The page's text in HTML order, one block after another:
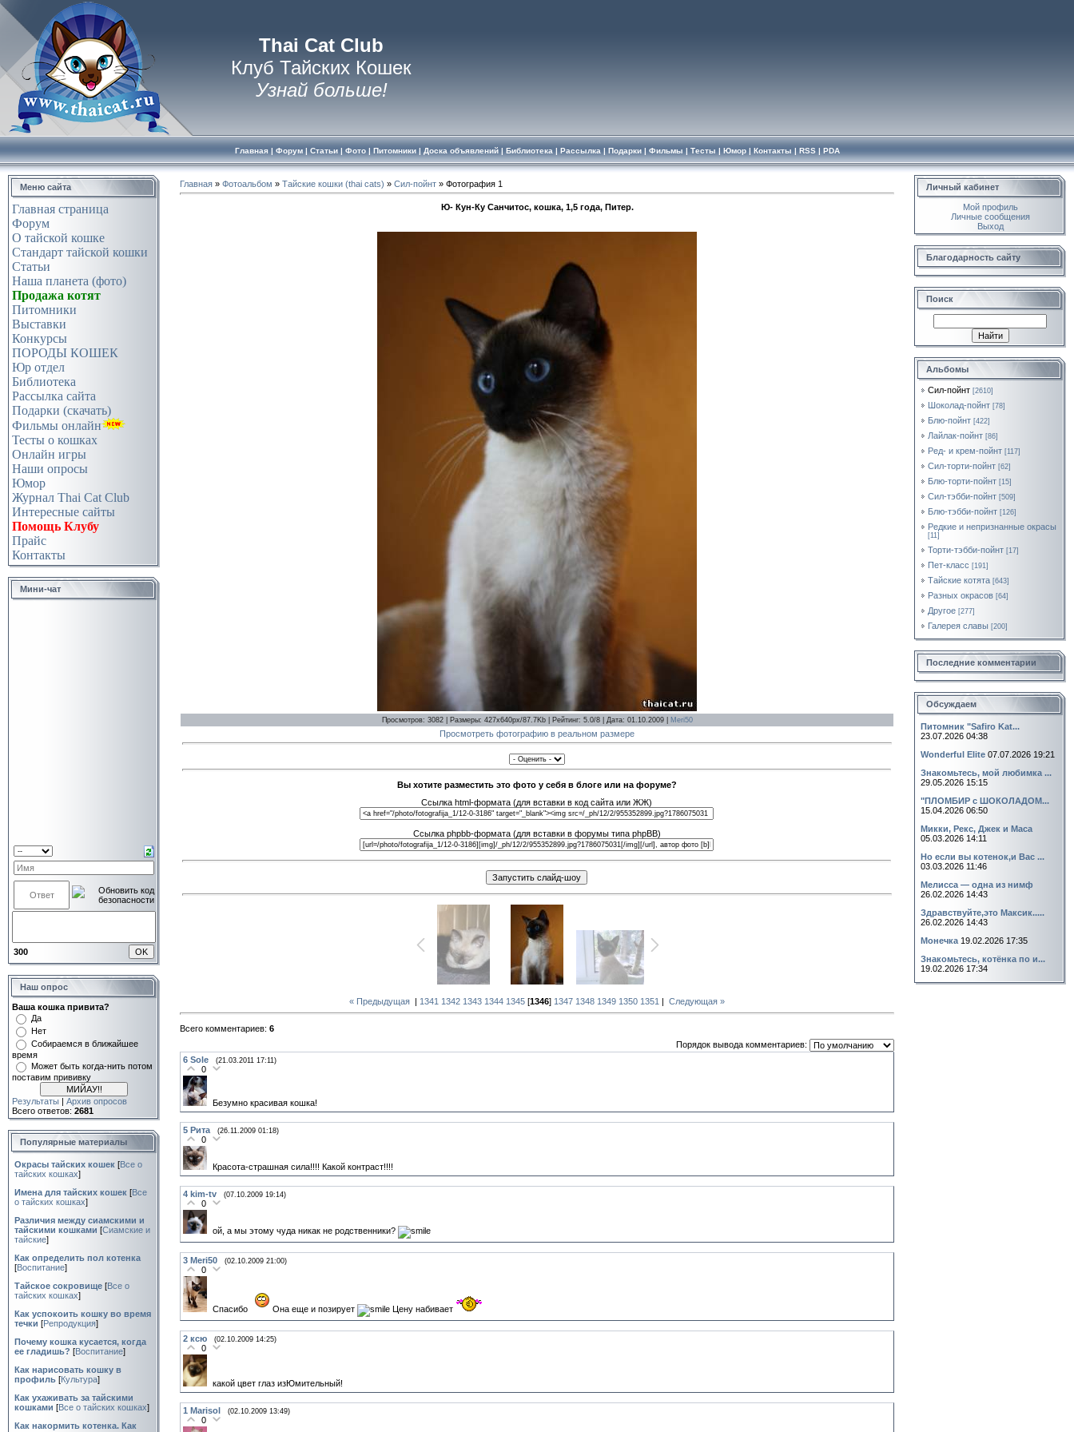
Thai Cat Club
Клуб Тайских Кошек
Узнай больше!
Главная| Форум| Статьи| Фото| Питомники| Доска объявлений| Библиотека | Рассылка | Подарки| Фильмы | Тесты | Юмор| Контакты | RSS| PDA
Меню сайта
Главная страница
Форум
О тайской кошке
Стандарт тайской кошки
Статьи
Наша планета (фото)
Продажа котят
Питомники
Выставки
Конкурсы
ПОРОДЫ КОШЕК
Юр отдел
Библиотека
Рассылка сайта
Подарки (скачать)
Фильмы онлайн
Тесты о кошках
Онлайн игры
Наши опросы
Юмор
Журнал Thai Cat Club
Интересные сайты
Помощь Клубу
Прайс
Контакты
Мини-чат
300
Наш опрос
Ваша кошка привита?
Да
Нет
Собираемся в ближайшее
время
Может быть когда-нить потом
поставим прививку
Результаты | Архив опросов
Всего ответов: 2681
Популярные материалы
Окрасы тайских кошек [Все о
тайских кошках]
Имена для тайских кошек [Все
о тайских кошках]
Различия между сиамскими и
тайскими кошками [Сиамские и
тайские]
Как определить пол котенка
[Воспитание]
Тайское сокровище [Все о
тайских кошках]
Как успокоить кошку во время
течки [Репродукция]
Почему кошка кусается, когда
ее гладишь? [Воспитание]
Как нарисовать кошку в
профиль [Культура]
Как ухаживать за тайскими
кошками [Все о тайских кошках]
Как накормить котенка. Как
Главная » Фотоальбом » Тайские кошки (thai cats) » Сил-пойнт » Фотография 1
Ю- Кун-Ку Санчитос, кошка, 1,5 года, Питер.
Просмотров: 3082 | Размеры: 427x640px/87.7Kb | Рейтинг: 5.0/8 | Дата: 01.10.2009 | Meri50
Просмотреть фотографию в реальном размере
Вы хотите разместить это фото у себя в блоге или на форуме?
Ссылка html-формата (для вставки в код сайта или ЖЖ)
Ссылка phpbb-формата (для вставки в форумы типа phpBB)
« Предыдущая | 1341 1342 1343 1344 1345 [1346] 1347 1348 1349 1350 1351 | Следующая »
Всего комментариев: 6
Порядок вывода комментариев:
6 Sole (21.03.2011 17:11)
0
Безумно красивая кошка!
5 Рита (26.11.2009 01:18)
0
Красота-страшная сила!!!! Какой контраст!!!!
4 kim-tv (07.10.2009 19:14)
0
ой, а мы этому чуда никак не родственники?
3 Meri50 (02.10.2009 21:00)
0
Спасибо Она еще и позирует Цену набивает
2 ксю (02.10.2009 14:25)
0
какой цвет глаз изЮмительный!
1 Marisol (02.10.2009 13:49)
0
Личный кабинет
Мой профиль
Личные сообщения
Выход
Благодарность сайту
Поиск
Альбомы
Сил-пойнт [2610]
Шоколад-пойнт [78]
Блю-пойнт [422]
Лайлак-пойнт [86]
Ред- и крем-пойнт [117]
Сил-торти-пойнт [62]
Блю-торти-пойнт [15]
Сил-тэбби-пойнт [509]
Блю-тэбби-пойнт [126]
Редкие и непризнанные окрасы
[11]
Торти-тэбби-пойнт [17]
Пет-класс [191]
Тайские котята [643]
Разных окрасов [64]
Другое [277]
Галерея славы [200]
Последние комментарии
Обсуждаем
Питомник "Safiro Kat...
23.07.2026 04:38
Wonderful Elite 07.07.2026 19:21
Знакомьтесь, мой любимка ...
29.05.2026 15:15
"ПЛОМБИР с ШОКОЛАДОМ...
15.04.2026 06:50
Микки, Рекс, Джек и Маса
05.03.2026 14:11
Но если вы котенок,и Вас ...
03.03.2026 11:46
Мелисса — одна из нимф
26.02.2026 14:43
Здравствуйте,это Максик.....
26.02.2026 14:43
Монечка 19.02.2026 17:35
Знакомьтесь, котёнка по и...
19.02.2026 17:34